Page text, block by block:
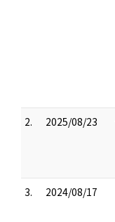
2. 2025/08/23
3. 2024/08/17